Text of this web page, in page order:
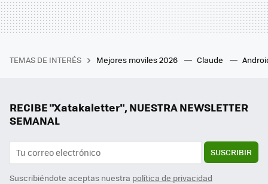
TEMAS DE INTERÉS Mejores moviles 2026 Claude
RECIBE "Xatakaletter", NUESTRA NEWSLETTER
SEMANAL
SUSCRIBIR
Suscribiéndote aceptas nuestra política de privacidad